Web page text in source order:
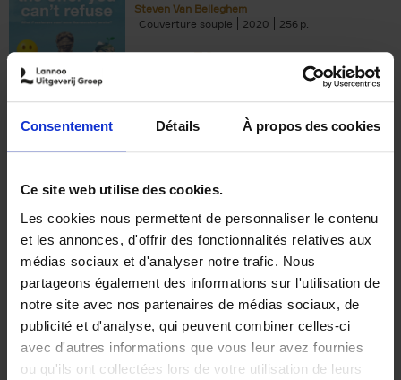
Consentement Détails À propos des cookies
Ce site web utilise des cookies.
Les cookies nous permettent de personnaliser le contenu
et les annonces, d'offrir des fonctionnalités relatives aux
médias sociaux et d'analyser notre trafic. Nous
partageons également des informations sur l'utilisation de
notre site avec nos partenaires de médias sociaux, de
publicité et d'analyse, qui peuvent combiner celles-ci
avec d'autres informations que vous leur avez fournies
ou qu'ils ont collectées lors de votre utilisation de leurs
Steven Van Belleghem
Couverture souple
2020 256
€37,50
Building Bonds = Building
Business
Jochen Roef Jozefien De Feyter
Carolien Boom
Couverture souple
2025 200
€29,99